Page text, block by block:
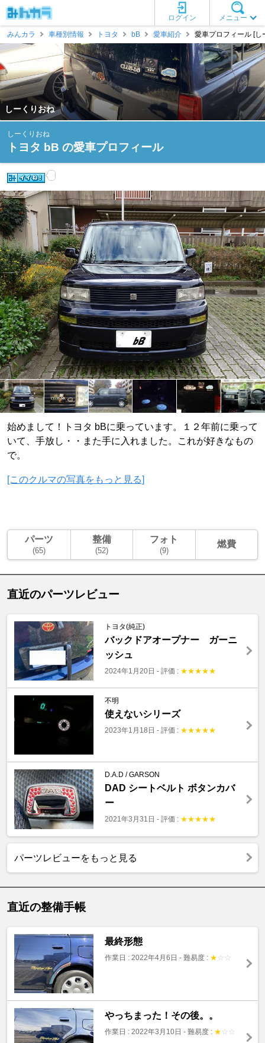
メニュー
ログイン
みんカラ
車種別情報 トヨタ bB 愛車紹介 愛車プロフィール [し
しーくりおね
しーくりおね
トヨタ bB の愛車プロフィール
始めまして！トヨタ bBに乗っています。１２年前に乗って
いて、手放し・・また手に入れました。これが好きなもの
で。
[このクルマの写真をもっと見る]
パーツ
(65)
整備
(52)
フォト
(9)
燃費
直近のパーツレビュー
トヨタ(純正)
バックドアオープナー ガーニ
ッシュ
2024年1月20日 - 評価 : ★★★★★
不明
使えないシリーズ
2023年1月18日 - 評価 : ★★★★★
D.A.D / GARSON
DAD シートベルト ボタンカバ
ー
2021年3月31日 - 評価 : ★★★★★
パーツレビューをもっと見る
直近の整備手帳
最終形態
作業日 : 2022年4月6日 - 難易度 : ★ ☆ ☆
やっちまった！その後。。
作業日 : 2022年3月10日 - 難易度 : ★ ☆ ☆